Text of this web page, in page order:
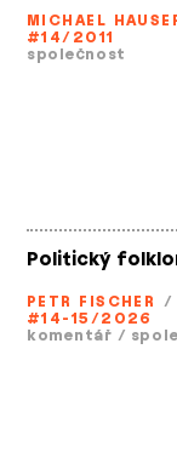
MICHAEL
#14/2011
společnost
Politický
PETR FISCHER /
#14-15/2026
komentář /